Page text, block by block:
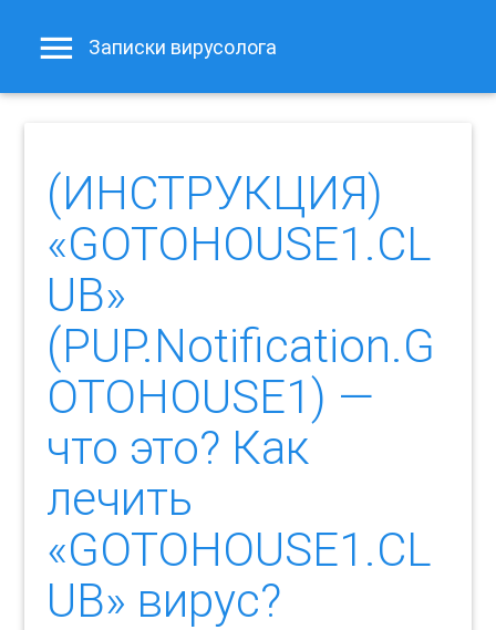
Записки вирусолога
(ИНСТРУКЦИЯ)
«GOTOHOUSE1.CL
UB»
(PUP.Notification.G
OTOHOUSE1) —
что это? Как
лечить
«GOTOHOUSE1.CL
UB» вирус?